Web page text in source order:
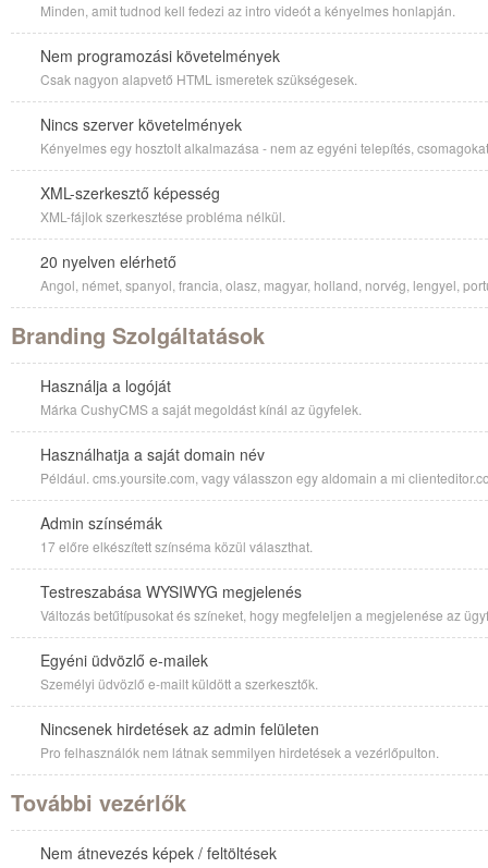
Minden, amit tudnod kell fedezi az intro videót a kényelmes honlapján.
Nem programozási követelmények
Csak nagyon alapvető HTML ismeretek szükségesek.
Nincs szerver követelmények
Kényelmes egy hosztolt alkalmazása - nem az egyéni telepítés,
XML-szerkesztő képesség
XML-fájlok szerkesztése probléma nélkül.
20 nyelven elérhető
Angol, német, spanyol, francia, olasz, magyar, holland, norvég, lengyel,
Branding Szolgáltatások
Használja a logóját
Márka CushyCMS a saját megoldást kínál az ügyfelek.
Használhatja a saját domain név
Például. cms.yoursite.com, vagy válasszon egy aldomain a mi
Admin színsémák
17 előre elkészített színséma közül választhat.
Testreszabása WYSIWYG megjelenés
Változás betűtípusokat és színeket, hogy megfeleljen a megjelenése az
Egyéni üdvözlő e-mailek
Személyi üdvözlő e-mailt küldött a szerkesztők.
Nincsenek hirdetések az admin felületen
Pro felhasználók nem látnak semmilyen hirdetések a vezérlőpulton.
További vezérlők
Nem átnevezés képek / feltöltések